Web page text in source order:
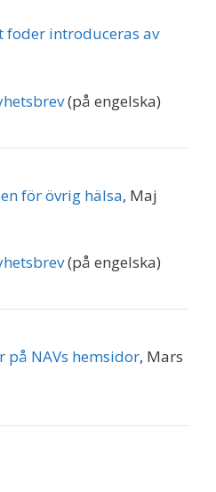
foder introduceras av
(på engelska)
för övrig hälsa, Maj
(på engelska)
på NAVs hemsidor, Mars